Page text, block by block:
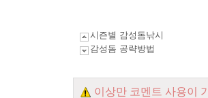
시즌별 감성돔낚시
감성돔 공략방법
이상만 코멘트 사용이